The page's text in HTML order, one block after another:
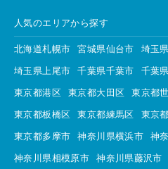
人気のエリアから探す
北海道札幌市 宮城県仙台市 埼玉
埼玉県上尾市
千葉県千葉市 千葉
東京都港区
東京都大田区 東京都
東京都板橋区
東京都練馬区 東京
東京都多摩市
神奈川県横浜市
神
神奈川県相模原市
神奈川県藤沢市